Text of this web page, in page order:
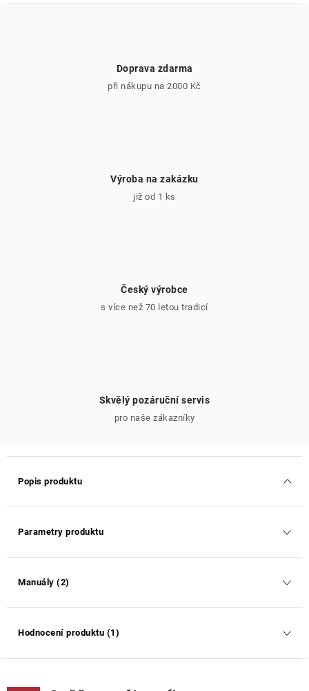
Doprava zdarma
při nákupu na 2000 Kč
Výroba na zakázku
již od 1 ks
Český výrobce
s více než 70 letou tradicí
Skvělý pozáruční servis
pro naše zákazníky
Popis produktu
Parametry produktu
Manuály (2)
Hodnocení produktu (1)